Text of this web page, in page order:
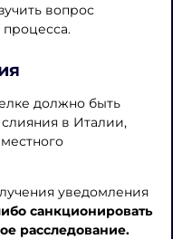
вопрос
процесса.
должно быть
в Италии,
уведомления
санкционировать
расследование.